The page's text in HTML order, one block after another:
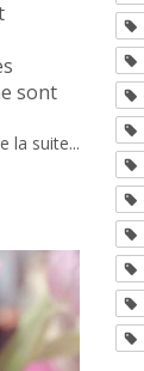
sont
la suite...